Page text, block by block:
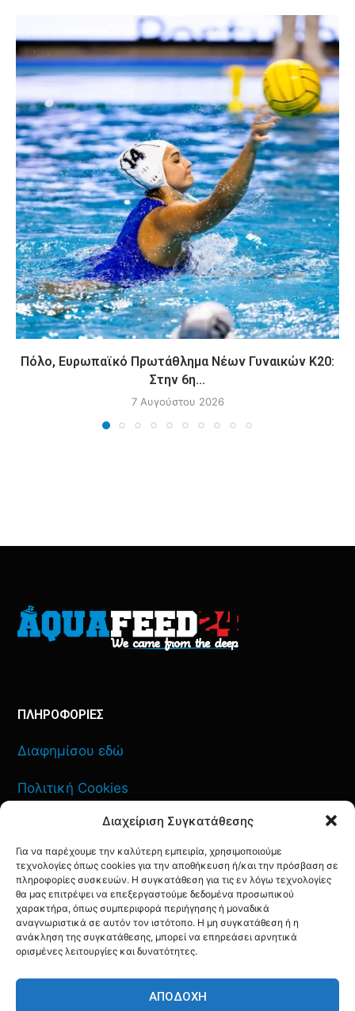
Διαχείριση Συγκατάθεσης
Για να παρέχουμε την καλύτερη εμπειρία, χρησιμοποιούμε
τεχνολογίες όπως cookies για την αποθήκευση ή/και την πρόσβαση σε
πληροφορίες συσκευών. Η συγκατάθεση για τις εν λόγω τεχνολογίες
θα μας επιτρέψει να επεξεργαστούμε δεδομένα προσωπικού
χαρακτήρα, όπως συμπεριφορά περιήγησης ή μοναδικά
αναγνωριστικά σε αυτόν τον ιστότοπο. Η μη συγκατάθεση ή η
ανάκληση της συγκατάθεσης, μπορεί να επηρεάσει αρνητικά
ορισμένες λειτουργίες και δυνατότητες.
ΑΠΟΔΟΧΉ
Πόλο, Ευρωπαϊκό Πρωτάθλημα Νέων Γυναικών Κ20:
Στην 6η...
7 Αυγούστου 2026
ΠΛΗΡΟΦΟΡΙΕΣ
Διαφημίσου εδώ
Πολιτική Cookies
Πολιτική Απορρήτου
ΕΠΙΚΟΙΝΩΝΙΑ
YOUTUBE